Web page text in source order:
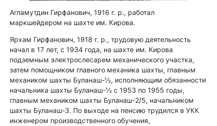
Агламутдин Гирфанович, 1916 г. р., работал
маркшейдером на шахте им. Кирова.
Ярхам Гирфанович, 1918 г. р., трудовую деятельность
начал в 17 лет, с 1934 года, на шахте им. Кирова
подземным электрослесарем механического участка,
затем помощником главного механика шахты, главным
механиком шахты Буланаш-½, исполняющим обязанности
начальника шахты Буланаш-½ с 1953 по 1955 годы,
главным механиком шахты Буланаш-2/5, начальником
шахты Буланаш-3. По выходе на пенсию трудился в УКК
инженером производственного обучения,